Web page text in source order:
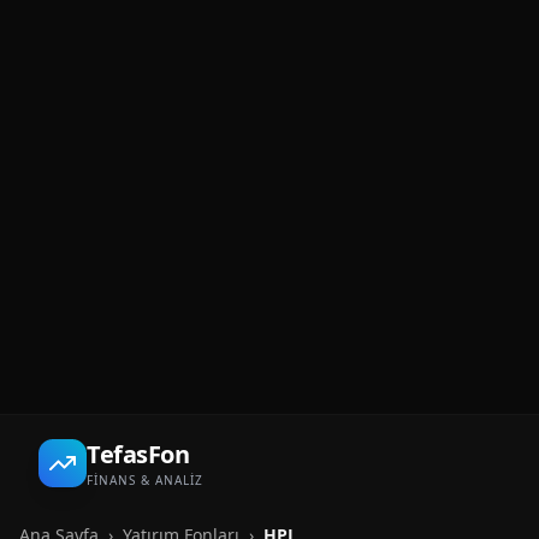
TefasFon
FİNANS & ANALİZ